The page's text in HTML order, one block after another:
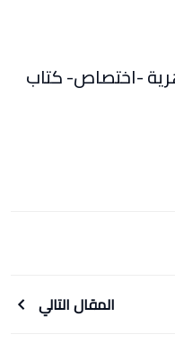
-اختصاص- كتاب
المقال التالي